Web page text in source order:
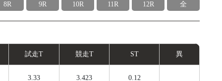
8R 9R 10R 11R 12R 全
試走T 競走T ST 異
3.33 3.423 0.12